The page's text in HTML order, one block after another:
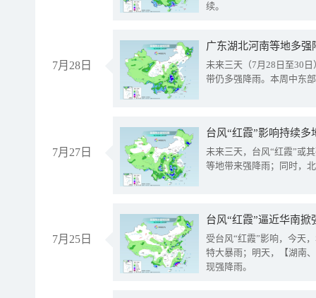
续。
7月28日
广东湖北河南等地多
未来三天（7月28日至30
带仍多强降雨。本周中东
7月27日
台风“红霞”影响持续
未来三天，台风“红霞”或
等地带来强降雨；同时，
7月25日
台风“红霞”逼近华南
受台风“红霞”影响，今天
特大暴雨；明天，【湖南
现强降雨。